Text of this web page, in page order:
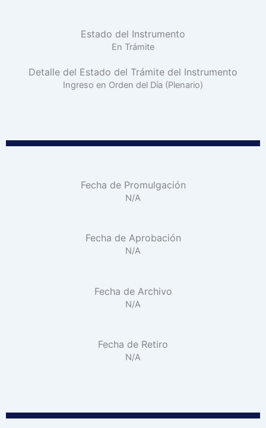
Estado del Instrumento
En Trámite
Detalle del Estado del Trámite del Instrumento
Ingreso en Orden del Día (Plenario)
Fecha de Promulgación
N/A
Fecha de Aprobación
N/A
Fecha de Archivo
N/A
Fecha de Retiro
N/A